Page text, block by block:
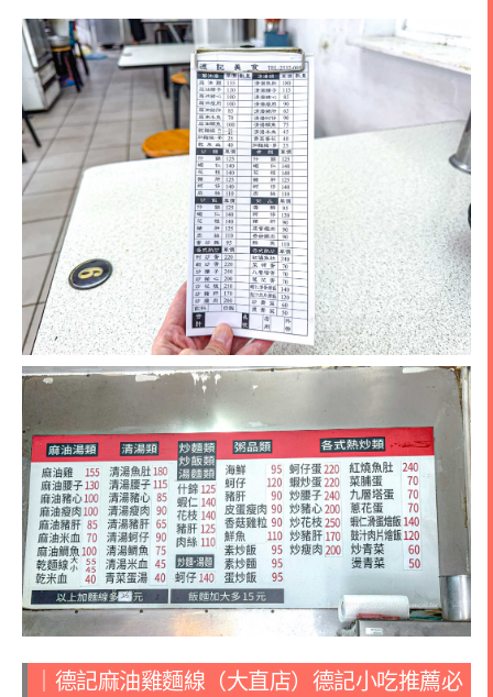
｜德記麻油雞麵線（大直店）德記小吃推薦必